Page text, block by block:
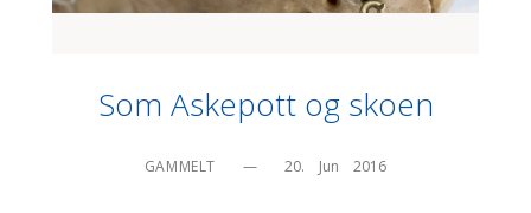
Som Askepott og skoen
GAMMELT — 20.    Jun    2016